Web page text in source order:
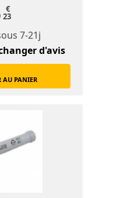
€
23
7-21j
d'avis
AU PANIER